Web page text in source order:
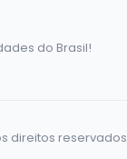
do Brasil!
direitos reservados